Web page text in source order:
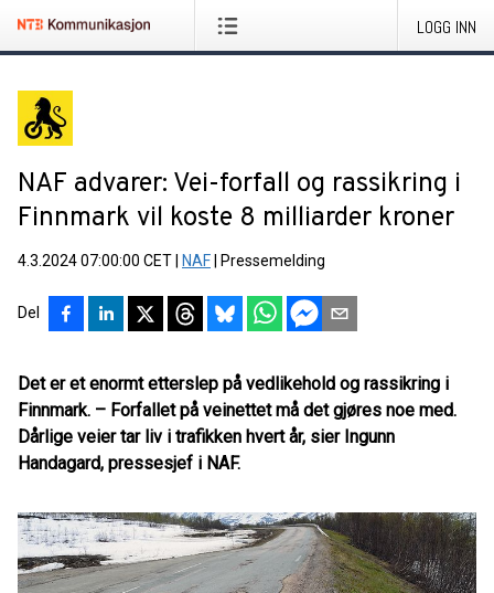
LOGG INN
NAF advarer: Vei-forfall og rassikring i
Finnmark vil koste 8 milliarder kroner
4.3.2024 07:00:00 CET NAF Pressemelding
Del
Det er et enormt etterslep på vedlikehold og rassikring i
Finnmark. – Forfallet på veinettet må det gjøres noe med.
Dårlige veier tar liv i trafikken hvert år, sier Ingunn
Handagard, pressesjef i NAF.